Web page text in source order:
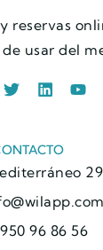
reservas
usar del
950 96 86 56